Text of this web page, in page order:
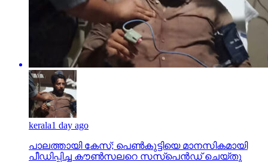
kerala1 day ago
പാലത്തായി കേസ്; പെൺകുട്ടിയെ മാനസികമായി
പീഡിപ്പിച്ച കൗൺസലറെ സസ്പെൻഡ് ചെയ്തു